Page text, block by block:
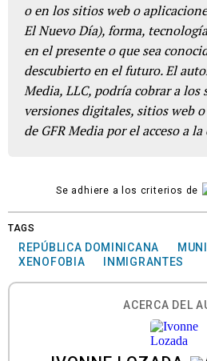
o en los sitios web o
El Nuevo Día), forma,
en el presente o que sea
descubierto en el futuro. El
Media, LLC, podría cobrar a los
versiones digitales, sitios web
de GFR Media por el acceso a
Se adhiere a los criterios de
TAGS
REPÚBLICA DOMINICANA
XENOFOBIA
INMIGRANTES
ACERCA DEL